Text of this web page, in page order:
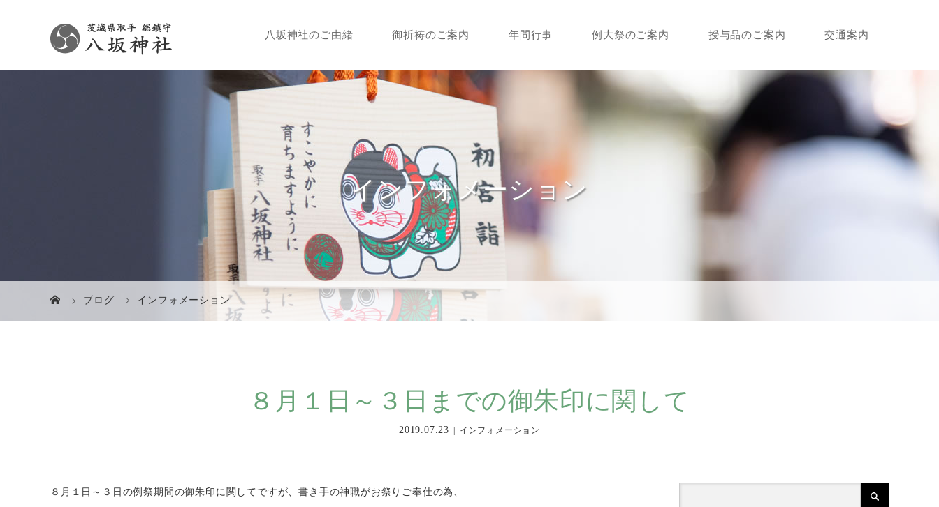
八坂神社のご由緒 御祈祷のご案内 年間行事 例大祭のご案内 授与品のご案内 交通案内
インフォメーション
ブログ インフォメーション
８月１日～３日までの御朱印に関して
2019.07.23 インフォメーション
８月１日～３日の例祭期間の御朱印に関してですが、書き手の神職がお祭りご奉仕の為、